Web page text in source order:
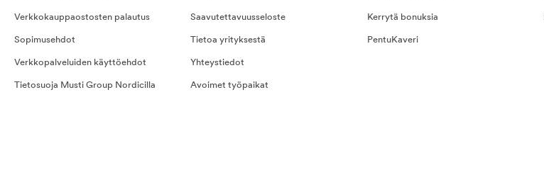
Verkkokauppaostosten palautus
Sopimusehdot
Verkkopalveluiden käyttöehdot
Tietosuoja Musti Group Nordicilla
Saavutettavuusseloste
Tietoa yrityksestä
Yhteystiedot
Avoimet työpaikat
Kerrytä bonuksia
PentuKaveri